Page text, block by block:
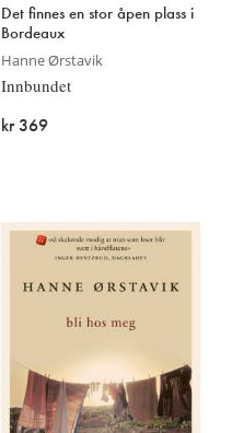
Det finnes en stor åpen plass i
Bordeaux
Hanne Ørstavik
Innbundet
kr 369